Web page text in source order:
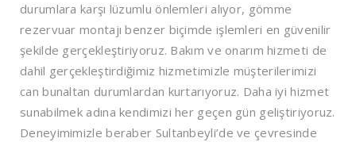
durumlara karşı lüzumlu önlemleri alıyor, gömme
rezervuar montajı benzer biçimde işlemleri en güvenilir
şekilde gerçekleştiriyoruz. Bakım ve onarım hizmeti de
dahil gerçekleştirdiğimiz hizmetimizle müşterilerimizi
can bunaltan durumlardan kurtarıyoruz. Daha iyi hizmet
sunabilmek adına kendimizi her geçen gün geliştiriyoruz.
Deneyimimizle beraber Sultanbeyli’de ve çevresinde